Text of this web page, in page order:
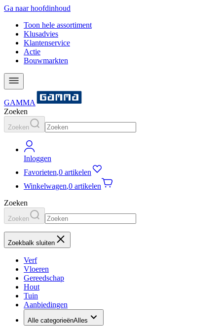
Ga naar hoofdinhoud
Toon hele assortiment
Klusadvies
Klantenservice
Actie
Bouwmarkten
GAMMA
Zoeken
Zoeken
Inloggen
Favorieten,0 artikelen
Winkelwagen,0 artikelen
Zoeken
Zoeken
Zoekbalk sluiten
Verf
Vloeren
Gereedschap
Hout
Tuin
Aanbiedingen
Alle categorieënAlles